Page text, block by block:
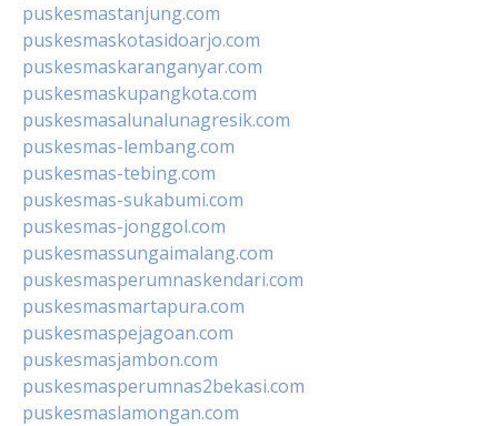
puskesmastanjung.com
puskesmaskotasidoarjo.com
puskesmaskaranganyar.com
puskesmaskupangkota.com
puskesmasalunalunagresik.com
puskesmas-lembang.com
puskesmas-tebing.com
puskesmas-sukabumi.com
puskesmas-jonggol.com
puskesmassungaimalang.com
puskesmasperumnaskendari.com
puskesmasmartapura.com
puskesmaspejagoan.com
puskesmasjambon.com
puskesmasperumnas2bekasi.com
puskesmaslamongan.com